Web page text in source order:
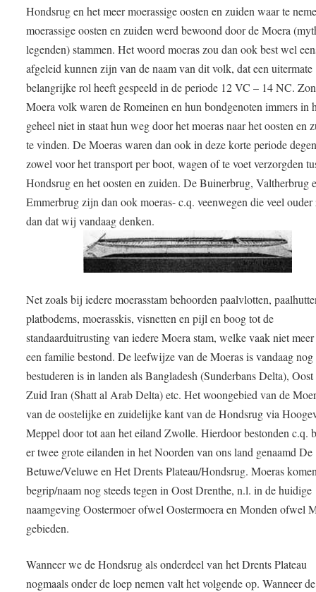
Hondsrug en het meer moerassige oosten en zuiden waar te
moerassige oosten en zuiden werd bewoond door de Moera
legenden) stammen. Het woord moeras zou dan ook best wel
afgeleid kunnen zijn van de naam van dit volk, dat een uitermate
belangrijke rol heeft gespeeld in de periode 12 VC – 14 NC.
Moera volk waren de Romeinen en hun bondgenoten immers in
geheel niet in staat hun weg door het moeras naar het oosten en
te vinden. De Moeras waren dan ook in deze korte periode
zowel voor het transport per boot, wagen of te voet verzorgden
Hondsrug en het oosten en zuiden. De Buinerbrug, Valtherbrug
Emmerbrug zijn dan ook moeras- c.q. veenwegen die veel
dan dat wij vandaag denken.
Net zoals bij iedere moerasstam behoorden paalvlotten,
platbodems, moerasskis, visnetten en pijl en boog tot de
standaarduitrusting van iedere Moera stam, welke vaak niet
een familie bestond. De leefwijze van de Moeras is vandaag nog
bestuderen is in landen als Bangladesh (Sunderbans Delta),
Zuid Iran (Shatt al Arab Delta) etc. Het woongebied van de
van de oostelijke en zuidelijke kant van de Hondsrug via
Meppel door tot aan het eiland Zwolle. Hierdoor bestonden c.q.
er twee grote eilanden in het Noorden van ons land genaamd De
Betuwe/Veluwe en Het Drents Plateau/Hondsrug. Moeras
begrip/naam nog steeds tegen in Oost Drenthe, n.l. in de huidige
naamgeving Oostermoer ofwel Oostermoera en Monden ofwel
gebieden.
Wanneer we de Hondsrug als onderdeel van het Drents Plateau
nogmaals onder de loep nemen valt het volgende op. Wanneer de